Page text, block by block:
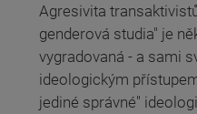
Agresivita
genderová studia" je
vygradovaná - a sami
ideologickým
jediné správné"